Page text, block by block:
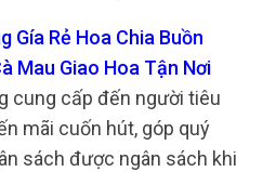
Gía Rẻ Hoa Chia Buồn
Mau Giao Hoa Tận Nơi
cung cấp đến người tiêu
mãi cuốn hút, góp quý
sách được ngân sách khi